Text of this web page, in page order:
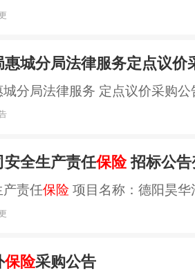
城分局法律服务定点议价
分局法律服务 定点议价采购
安全生产责任保险招标公告
产责任保险 项目名称：德阳昊
保险采购公告